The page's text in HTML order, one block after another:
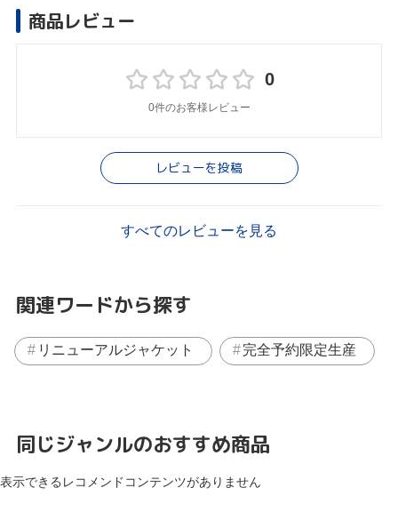
商品レビュー
0
0件のお客様レビュー
レビューを投稿
すべてのレビューを見る
関連ワードから探す
リニューアルジャケット 完全予約限定生産
同じジャンルのおすすめ商品
表示できるレコメンドコンテンツがありません